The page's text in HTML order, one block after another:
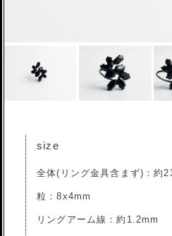
size
全体(リング金具含まず)：約
粒：8x4mm
リングアーム線：約1.2mm